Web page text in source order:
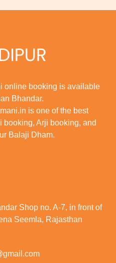
online booking is available
Bhandar.
is one of the best
Arji booking, and
Balaji Dham.
Shop no. A-7, in front of
Seemla, Rajasthan